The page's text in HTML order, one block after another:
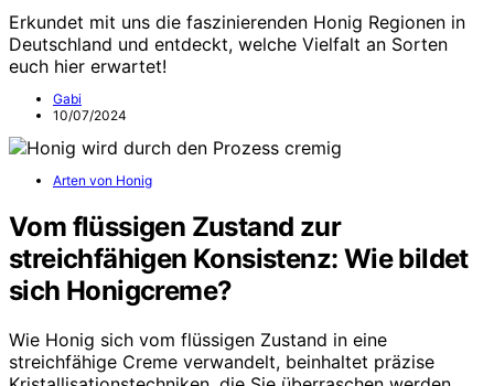
Erkundet mit uns die faszinierenden Honig Regionen in
Deutschland und entdeckt, welche Vielfalt an Sorten
euch hier erwartet!
Gabi
10/07/2024
Arten von Honig
Vom flüssigen Zustand zur
streichfähigen Konsistenz: Wie bildet
sich Honigcreme?
Wie Honig sich vom flüssigen Zustand in eine
streichfähige Creme verwandelt, beinhaltet präzise